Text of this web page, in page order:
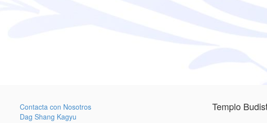
Contacta con Nosotros
Dag Shang Kagyu
Templo